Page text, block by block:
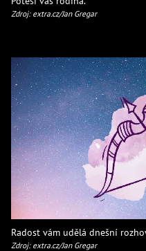
Zdroj: extra.cz/Jan Gregar
Radost vám udělá dnešní
Zdroj: extra.cz/Jan Gregar